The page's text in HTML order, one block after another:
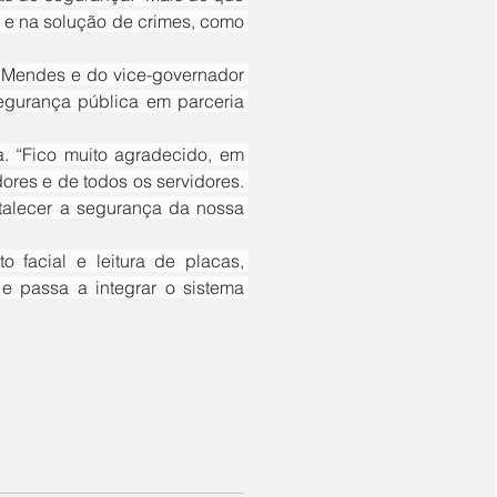
na solução de crimes, como
pública em parceria
e de todos os servidores.
a segurança da nossa
passa a integrar o sistema